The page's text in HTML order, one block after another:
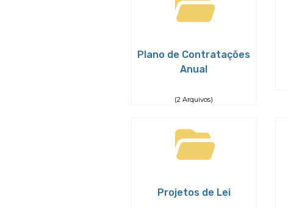
Plano de Contratações
Anual
(2 Arquivos)
Projetos de Lei